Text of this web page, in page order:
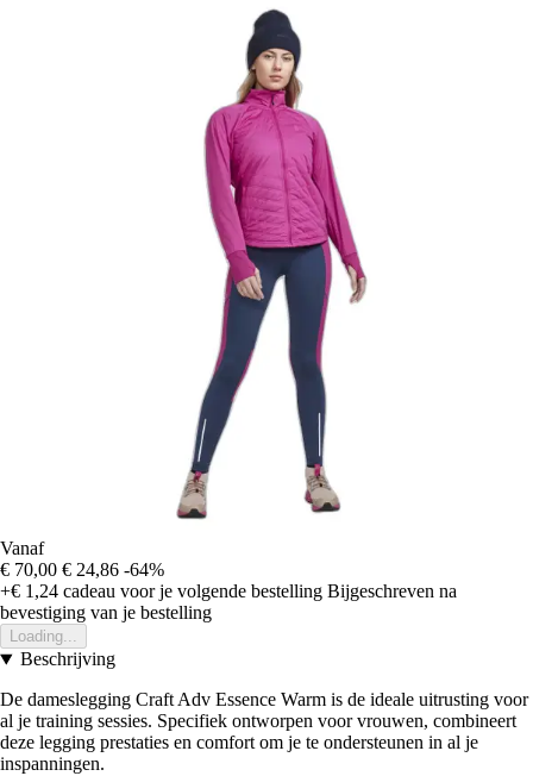
Vanaf
€ 70,00 € 24,86 -64%
+€ 1,24 cadeau voor je volgende bestelling Bijgeschreven na
bevestiging van je bestelling
Loading...
Beschrijving
De dameslegging Craft Adv Essence Warm is de ideale uitrusting voor
al je training sessies. Specifiek ontworpen voor vrouwen, combineert
deze legging prestaties en comfort om je te ondersteunen in al je
inspanningen.